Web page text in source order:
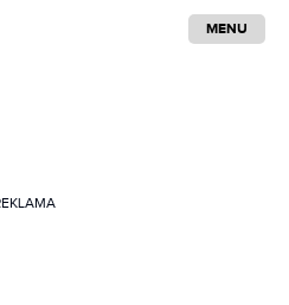
MENU